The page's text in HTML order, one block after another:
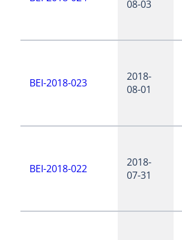
08-03
BEI-2018-023
2018-
08-01
BEI-2018-022
2018-
07-31